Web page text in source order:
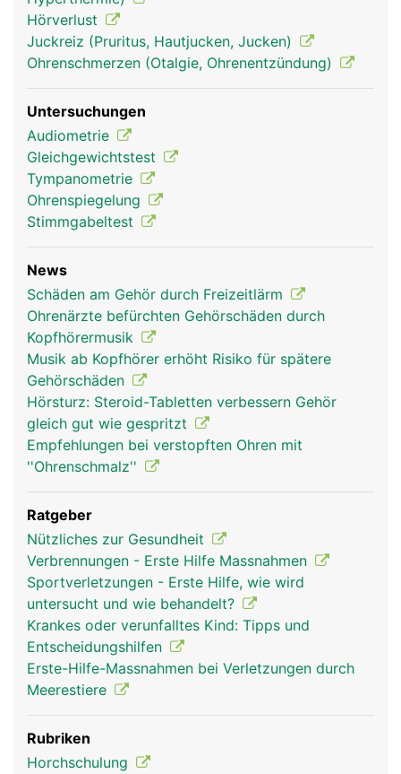
Wahrnehmung des Gleichgewichts. Von hier leiten
Nerven die Signale durch den inneren Gehörgang
zum Hirn.
Ohren Frau
Hörverlust
Juckreiz (Pruritus, Hautjucken, Jucken)
Ohrenschmerzen (Otalgie, Ohrenentzündung)
Untersuchungen
Audiometrie
Gleichgewichtstest
Tympanometrie
Ohrenspiegelung
Stimmgabeltest
News
Schäden am Gehör durch Freizeitlärm
Ohrenärzte befürchten Gehörschäden durch
Kopfhörermusik
Musik ab Kopfhörer erhöht Risiko für spätere
Gehörschäden
Hörsturz: Steroid-Tabletten verbessern Gehör
gleich gut wie gespritzt
Empfehlungen bei verstopften Ohren mit
''Ohrenschmalz''
Ratgeber
Nützliches zur Gesundheit
Verbrennungen - Erste Hilfe Massnahmen
Sportverletzungen - Erste Hilfe, wie wird
untersucht und wie behandelt?
Krankes oder verunfalltes Kind: Tipps und
Entscheidungshilfen
Erste-Hilfe-Massnahmen bei Verletzungen durch
Meerestiere
Rubriken
Horchschulung